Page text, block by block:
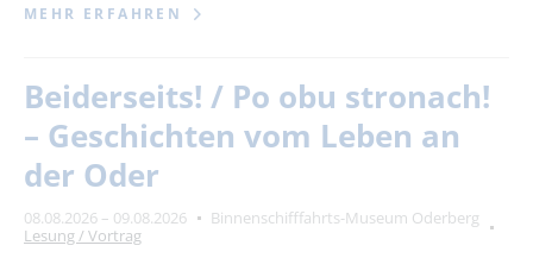
MEHR ERFAHREN
Beiderseits! / Po obu stronach!
– Geschichten vom Leben an
der Oder
08.08.2026 – 09.08.2026
Binnenschifffahrts-Museum Oderberg
Lesung / Vortrag